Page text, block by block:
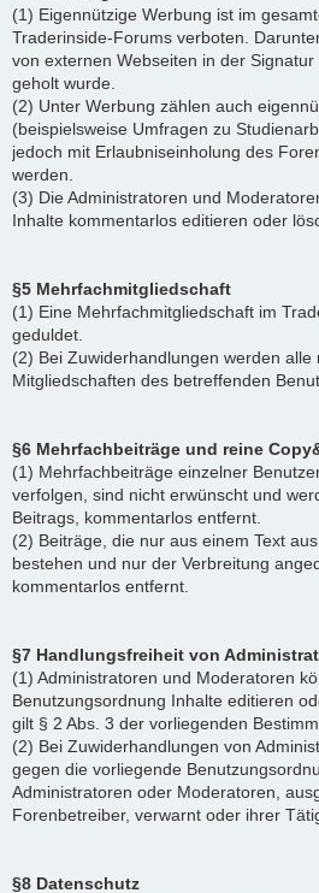
(1) Eigennützige Werbung ist im
Traderinside-Forums verboten.
von externen Webseiten in der
geholt wurde.
(2) Unter Werbung zählen auch
(beispielsweise Umfragen zu
jedoch mit Erlaubniseinholung des
werden.
(3) Die Administratoren und
Inhalte kommentarlos editieren oder
§5 Mehrfachmitgliedschaft
(1) Eine Mehrfachmitgliedschaft im
geduldet.
(2) Bei Zuwiderhandlungen werden alle
Mitgliedschaften des betreffenden
§6 Mehrfachbeiträge und reine
(1) Mehrfachbeiträge einzelner
verfolgen, sind nicht erwünscht und
Beitrags, kommentarlos entfernt.
(2) Beiträge, die nur aus einem Text
bestehen und nur der Verbreitung
kommentarlos entfernt.
§7 Handlungsfreiheit von
(1) Administratoren und Moderatoren
Benutzungsordnung Inhalte editieren
gilt § 2 Abs. 3 der vorliegenden
(2) Bei Zuwiderhandlungen von
gegen die vorliegende
Administratoren oder Moderatoren,
Forenbetreiber, verwarnt oder ihrer
§8 Datenschutz